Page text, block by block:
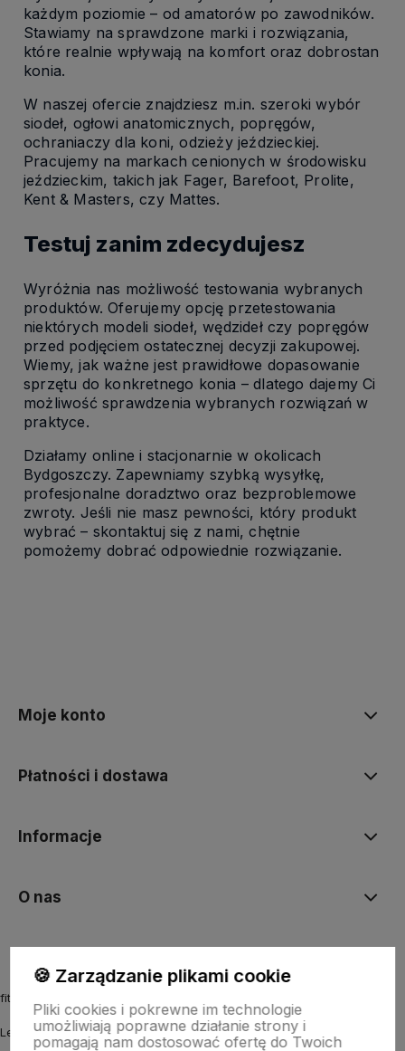
każdym poziomie – od amatorów po zawodników.
Stawiamy na sprawdzone marki i rozwiązania,
które realnie wpływają na komfort oraz dobrostan
konia.
W naszej ofercie znajdziesz m.in. szeroki wybór
siodeł, ogłowi anatomicznych, popręgów,
ochraniaczy dla koni, odzieży jeździeckiej.
Pracujemy na markach cenionych w środowisku
jeździeckim, takich jak Fager, Barefoot, Prolite,
Kent & Masters, czy Mattes.
Testuj zanim zdecydujesz
Wyróżnia nas możliwość testowania wybranych
produktów. Oferujemy opcję przetestowania
niektórych modeli siodeł, wędzideł czy popręgów
przed podjęciem ostatecznej decyzji zakupowej.
Wiemy, jak ważne jest prawidłowe dopasowanie
sprzętu do konkretnego konia – dlatego dajemy Ci
możliwość sprawdzenia wybranych rozwiązań w
praktyce.
Działamy online i stacjonarnie w okolicach
Bydgoszczy. Zapewniamy szybką wysyłkę,
profesjonalne doradztwo oraz bezproblemowe
zwroty. Jeśli nie masz pewności, który produkt
wybrać – skontaktuj się z nami, chętnie
pomożemy dobrać odpowiednie rozwiązanie.
Moje konto
Płatności i dostawa
Informacje
O nas
fitmyhorse.pl Sklep jeździecki
Letnia 12
🍪 Zarządzanie plikami cookie
Pliki cookies i pokrewne im technologie
umożliwiają poprawne działanie strony i
pomagają nam dostosować ofertę do Twoich